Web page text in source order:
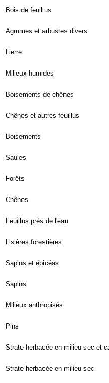
Bois de feuillus
Agrumes et arbustes divers
Lierre
Milieux humides
Boisements de chênes
Chênes et autres feuillus
Boisements
Saules
Forêts
Chênes
Feuillus près de l'eau
Lisières forestières
Sapins et épicéas
Sapins
Milieux anthropisés
Pins
Strate herbacée en milieu sec et
Strate herbacée en milieu sec